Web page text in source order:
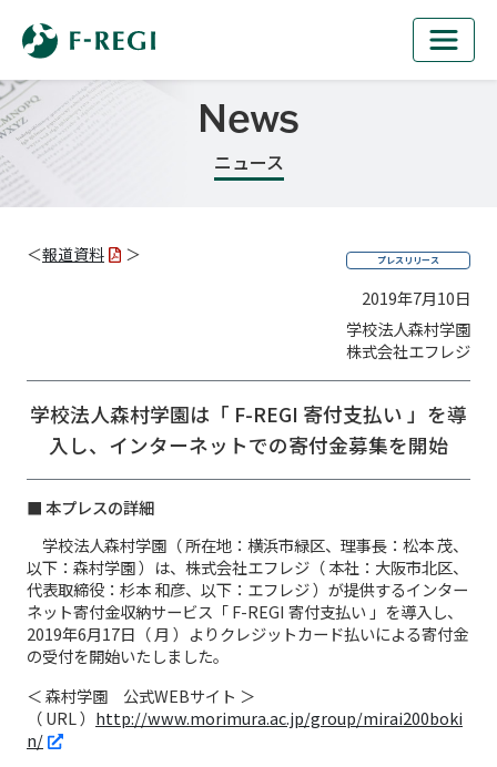
News
ニュース
＜報道資料 ＞ プレスリリース
2019年7月10日
学校法人森村学園
株式会社エフレジ
学校法人森村学園は「 F-REGI 寄付支払い 」を導
入し、 インターネットでの寄付金募集を開始
■ 本プレスの詳細
学校法人森村学園（ 所在地：横浜市緑区、理事長：松本 茂、
以下：森村学園 ）は、株式会社エフレジ（ 本社：大阪市北区、
代表取締役：杉本 和彦、以下：エフレジ ）が提供するインター
ネット寄付金収納サービス「 F-REGI 寄付支払い 」を導入し、
2019年6月17日（ 月 ）よりクレジットカード払いによる寄付金
の受付を開始いたしました。
＜ 森村学園 公式WEBサイト ＞
（ URL ） http://www.morimura.ac.jp/group/mirai200boki
n/